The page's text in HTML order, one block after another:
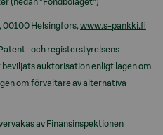
(nedan ”Fondbolaget”)
00100 Helsingfors, www.s-pankki.fi
och registerstyrelsens
beviljats auktorisation enligt lagen om
om förvaltare av alternativa
av Finansinspektionen